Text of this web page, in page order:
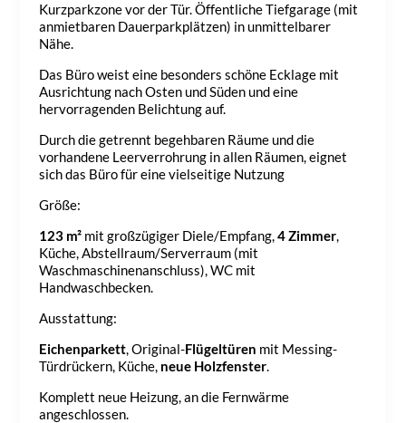
Kurzparkzone vor der Tür. Öffentliche Tiefgarage (mit
anmietbaren Dauerparkplätzen) in unmittelbarer
Nähe.
Das Büro weist eine besonders schöne Ecklage mit
Ausrichtung nach Osten und Süden und eine
hervorragenden Belichtung auf.
Durch die getrennt begehbaren Räume und die
vorhandene Leerverrohrung in allen Räumen, eignet
sich das Büro für eine vielseitige Nutzung
Größe:
123 m²mit großzügiger Diele/Empfang,4 Zimmer,
Küche, Abstellraum/Serverraum (mit
Waschmaschinenanschluss), WC mit
Handwaschbecken.
Ausstattung:
Eichenparkett, Original-Flügeltüren mit Messing-
Türdrückern, Küche, neue Holzfenster.
Komplett neue Heizung, an die Fernwärme
angeschlossen.